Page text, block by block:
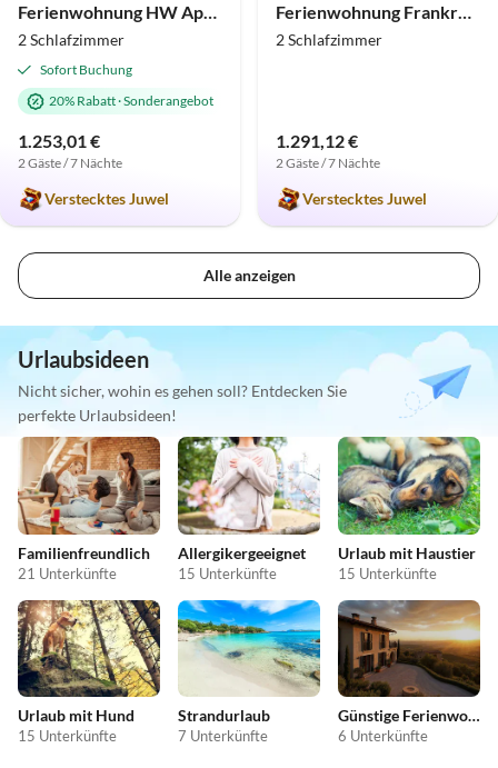
Ferienwohnung HW App. 9
2 Schlafzimmer
Sofort Buchung
20% Rabatt·Sonderangebot
1.253,01 €
2 Gäste / 7 Nächte
Verstecktes Juwel
Ferienwohnung Frankreich im Haubarg Tetenshof
2 Schlafzimmer
1.291,12 €
2 Gäste / 7 Nächte
Verstecktes Juwel
Alle anzeigen
Urlaubsideen
Nicht sicher, wohin es gehen soll? Entdecken Sie
perfekte Urlaubsideen!
Familienfreundlich
21 Unterkünfte
Allergikergeeignet
15 Unterkünfte
Urlaub mit Haustier
15 Unterkünfte
Urlaub mit Hund
15 Unterkünfte
Strandurlaub
7 Unterkünfte
Günstige Ferienwohnungen
6 Unterkünfte